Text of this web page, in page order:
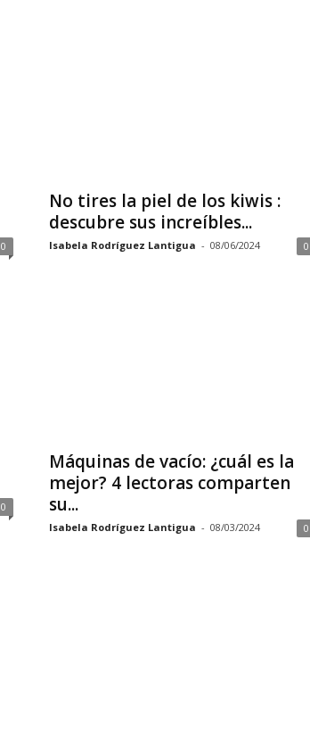
0
No tires la piel de los kiwis :
descubre sus increíbles...
Isabela Rodríguez Lantigua - 08/06/2024 0
0
Máquinas de vacío: ¿cuál es la
mejor? 4 lectoras comparten
su...
Isabela Rodríguez Lantigua - 08/03/2024 0